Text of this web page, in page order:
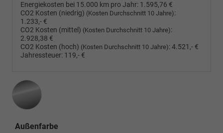
Energiekosten bei 15.000 km pro Jahr: 1.595,76 €
CO2 Kosten (niedrig) (Kosten Durchschnitt 10 Jahre):
1.233,- €
CO2 Kosten (mittel) (Kosten Durchschnitt 10 Jahre):
2.928,38 €
CO2 Kosten (hoch) (Kosten Durchschnitt 10 Jahre):4.521,- €
Jahressteuer: 119,- €
Außenfarbe